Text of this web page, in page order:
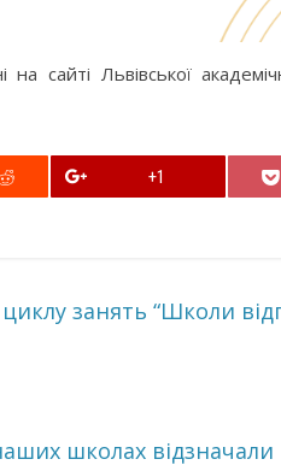
на сайті Львівської
+1
занять “Школи
школах відзначали